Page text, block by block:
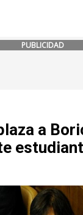
PUBLICIDAD
a